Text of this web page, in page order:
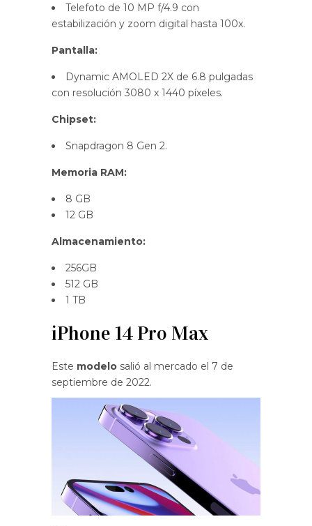
Telefoto de 10 MP f/4.9 con
estabilización y zoom digital hasta 100x.
Pantalla:
Dynamic AMOLED 2X de 6.8 pulgadas
con resolución 3080 x 1440 píxeles.
Chipset:
Snapdragon 8 Gen 2.
Memoria RAM:
8 GB
12 GB
Almacenamiento:
256GB
512 GB
1 TB
iPhone 14 Pro Max
Este modelo salió al mercado el 7 de
septiembre de 2022.